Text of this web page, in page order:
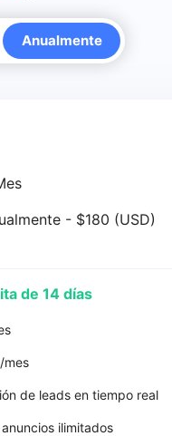
Anualmente
- $180 (USD)
de 14 días
mes
de leads en tiempo real
ilimitados